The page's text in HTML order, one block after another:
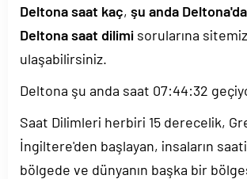
Deltona saat kaç, şu anda
Deltona saat dilimi sorularına
ulaşabilirsiniz.
Deltona şu anda saat 07:44:32
Saat Dilimleri herbiri 15 derecelik,
İngiltere'den başlayan, insaların
bölgede ve dünyanın başka bir